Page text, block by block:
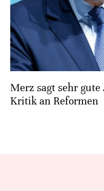
Merz sagt sehr
Kritik an Reformen